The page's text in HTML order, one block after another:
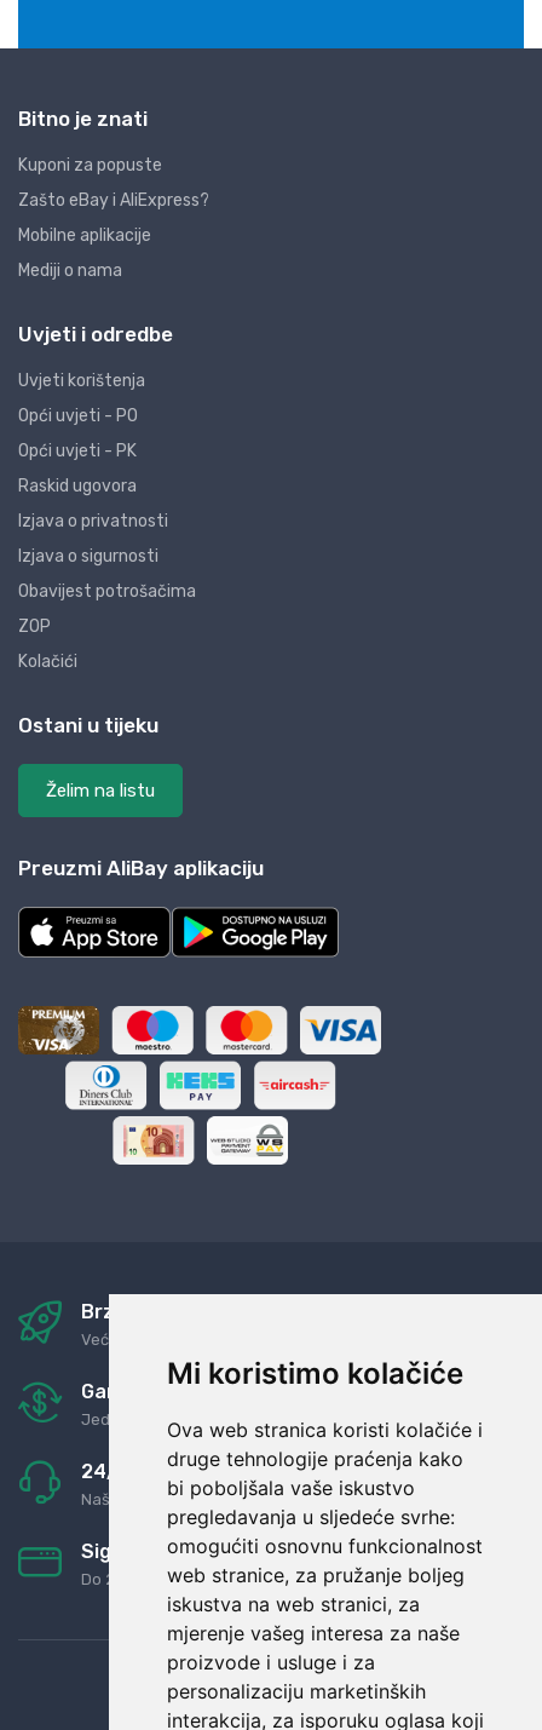
Mi koristimo kolačiće
Ova web stranica koristi kolačiće i
druge tehnologije praćenja kako
bi poboljšala vaše iskustvo
pregledavanja u sljedeće svrhe:
omogućiti osnovnu funkcionalnost
web stranice, za pružanje boljeg
iskustva na web stranici, za
mjerenje vašeg interesa za naše
proizvode i usluge i za
personalizaciju marketinških
interakcija, za isporuku oglasa koji
Bitno je znati
Kuponi za popuste
Zašto eBay i AliExpress?
Mobilne aplikacije
Mediji o nama
Uvjeti i odredbe
Uvjeti korištenja
Opći uvjeti - PO
Opći uvjeti - PK
Raskid ugovora
Izjava o privatnosti
Izjava o sigurnosti
Obavijest potrošačima
ZOP
Kolačići
Ostani u tijeku
Želim na listu
Preuzmi AliBay aplikaciju
Brza i sigurna dostava
Već za nekoliko dana kod vas
Garancija u povrat novaca
Jednostavno pravilo: Roba za novac
24/7 odlična podrška
Naši agenti uvijek na raspolaganju
Sigurno obročno plaćanje
Do 24 rata bez kamata